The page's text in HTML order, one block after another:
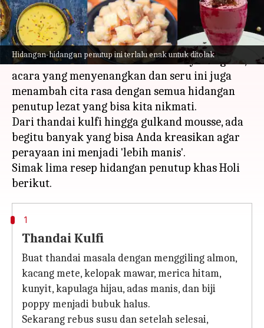
Hidangan-hidangan penutup ini terlalu enak untuk ditolak
Apa ceritanya
Festival warna, Holi, sudah dekat.
Selain membuat hari kita lebih menyenangkan,
acara yang menyenangkan dan seru ini juga
menambah cita rasa dengan semua hidangan
penutup lezat yang bisa kita nikmati.
Dari thandai kulfi hingga gulkand mousse, ada
begitu banyak yang bisa Anda kreasikan agar
perayaan ini menjadi 'lebih manis'.
Simak lima resep hidangan penutup khas Holi
1
Thandai Kulfi
Buat thandai masala dengan menggiling almon,
kacang mete, kelopak mawar, merica hitam,
kunyit, kapulaga hijau, adas manis, dan biji
poppy menjadi bubuk halus.
Sekarang rebus susu dan setelah selesai,